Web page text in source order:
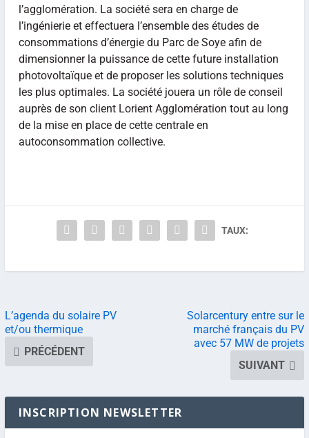
l’agglomération. La société sera en charge de
l’ingénierie et effectuera l’ensemble des études de
consommations d’énergie du Parc de Soye afin de
dimensionner la puissance de cette future installation
photovoltaïque et de proposer les solutions techniques
les plus optimales. La société jouera un rôle de conseil
auprès de son client Lorient Agglomération tout au long
de la mise en place de cette centrale en
autoconsommation collective.
TAUX:
L’agenda du solaire PV
et/ou thermique
PRÉCÉDENT
Solarcentury entre sur le
marché français du PV
avec 57 MW de projets
SUIVANT
INSCRIPTION NEWSLETTER